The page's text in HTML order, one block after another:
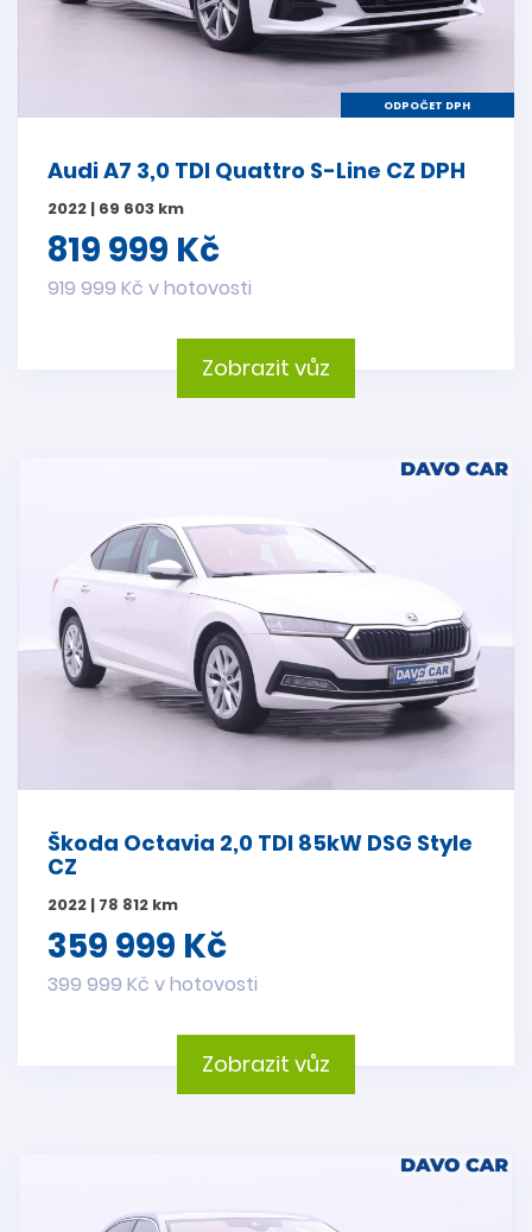
ODPOČET DPH
Audi A7 3,0 TDI Quattro S-Line CZ DPH
2022 | 69 603 km
819 999 Kč
919 999 Kč v hotovosti
Zobrazit vůz
Škoda Octavia 2,0 TDI 85kW DSG Style
CZ
2022 | 78 812 km
359 999 Kč
399 999 Kč v hotovosti
Zobrazit vůz